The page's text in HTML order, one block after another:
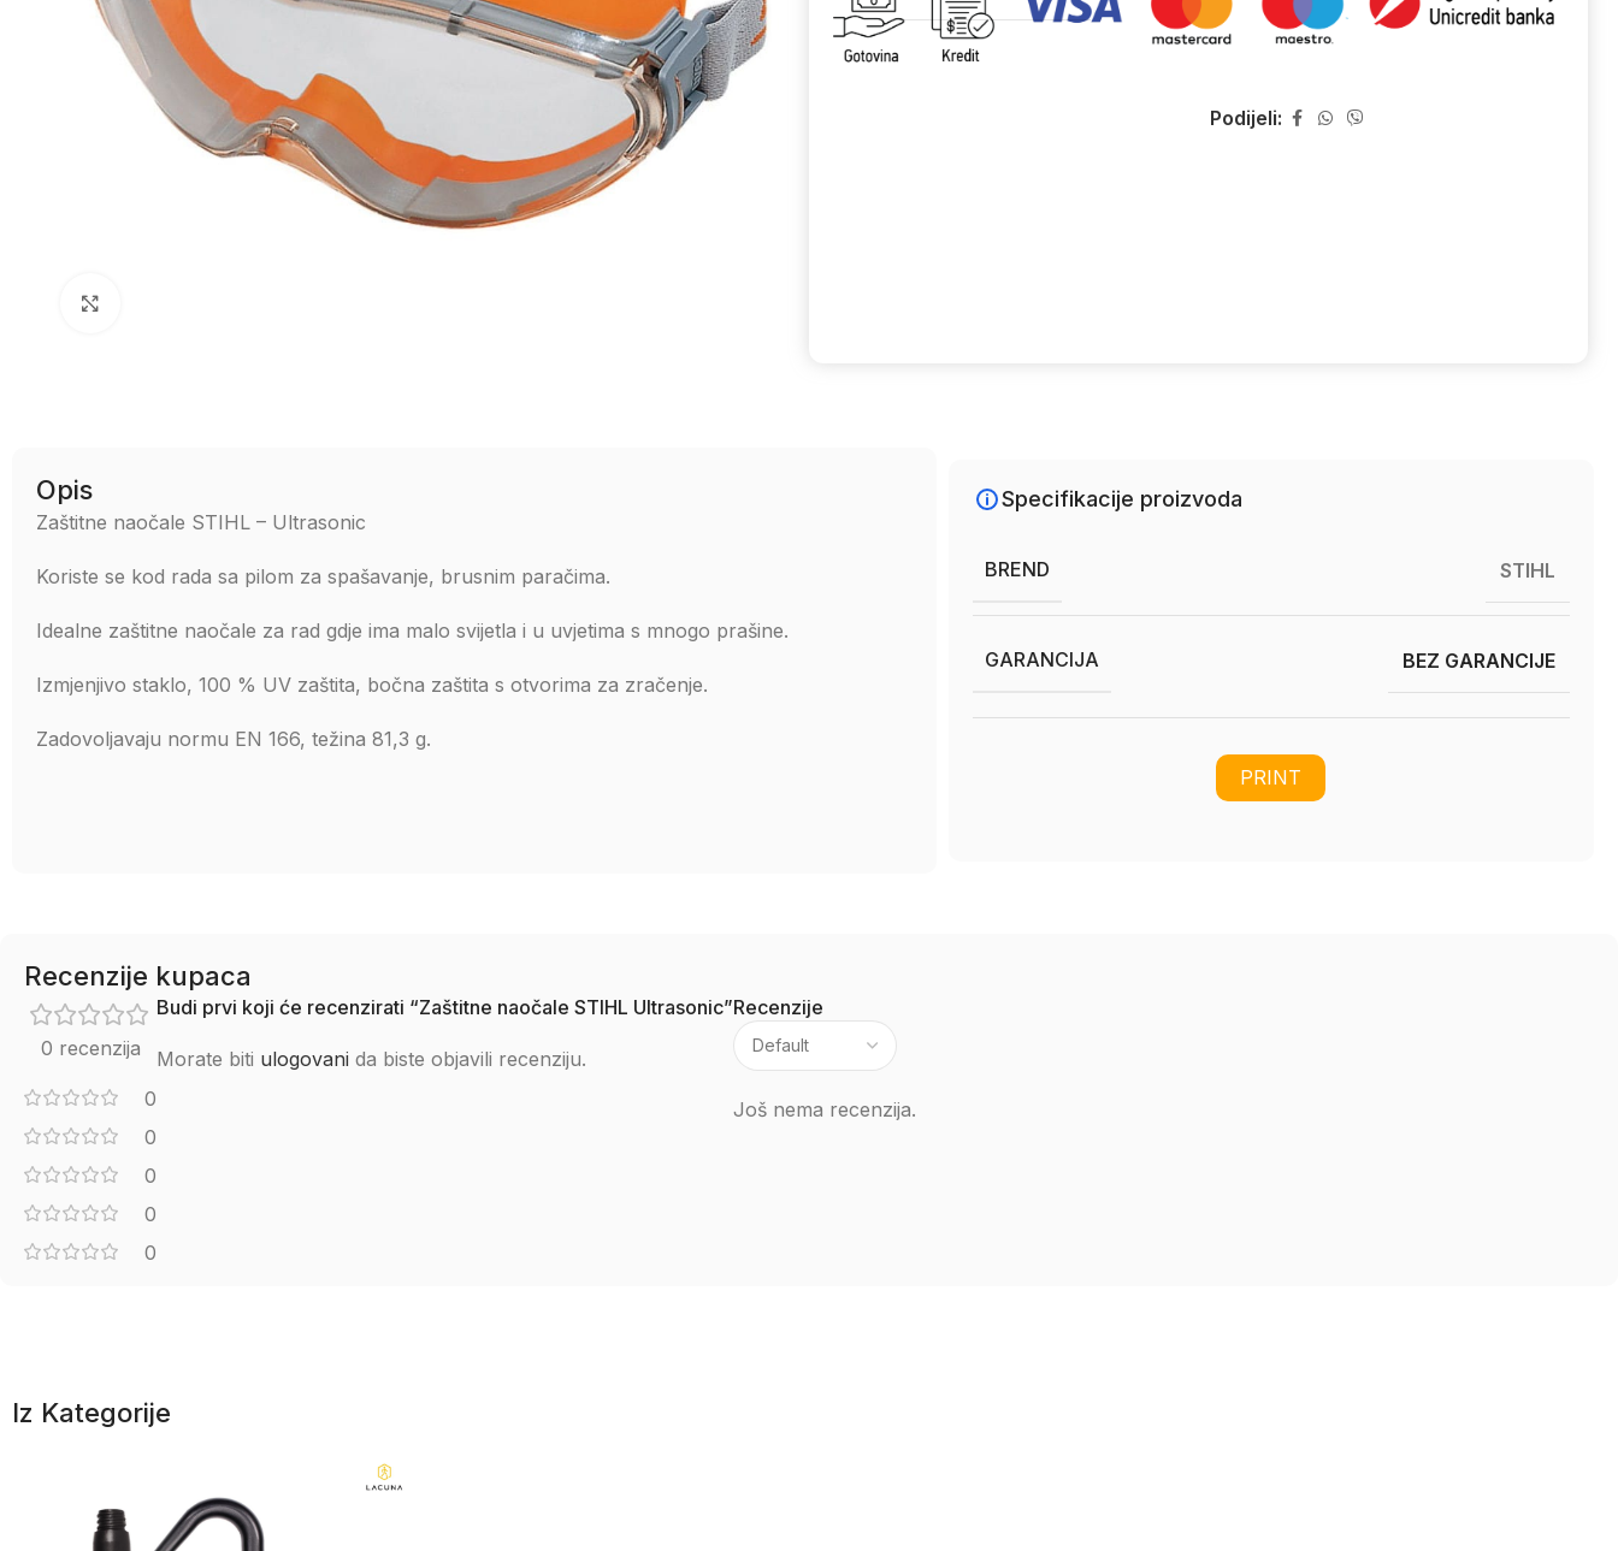
Podijeli:
Opis
Zaštitne naočale STIHL – Ultrasonic
Koriste se kod rada sa pilom za spašavanje, brusnim paračima.
Idealne zaštitne naočale za rad gdje ima malo svijetla i u uvjetima s mnogo prašine.
Izmjenjivo staklo, 100 % UV zaštita, bočna zaštita s otvorima za zračenje.
Zadovoljavaju normu EN 166, težina 81,3 g.
Specifikacije proizvoda
BREND STIHL
GARANCIJA BEZ GARANCIJE
PRINT
Recenzije kupaca
0 recenzija
0
0
0
0
0
Recenzije
Još nema recenzija.
Budi prvi koji će recenzirati “Zaštitne naočale STIHL Ultrasonic”
Morate biti ulogovani da biste objavili recenziju.
Iz Kategorije